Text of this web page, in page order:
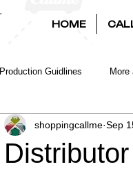
HOME
Production Guidlines More
shoppingcallme Sep